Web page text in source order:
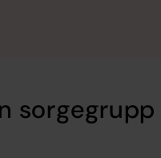
sorgegrupp